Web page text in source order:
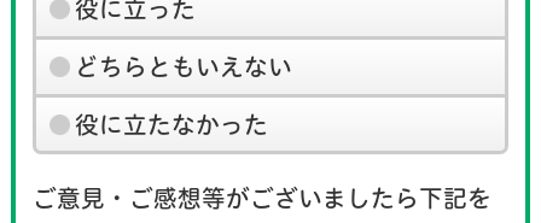
役に立った
どちらともいえない
役に立たなかった
ご意見・ご感想等がございましたら下記を